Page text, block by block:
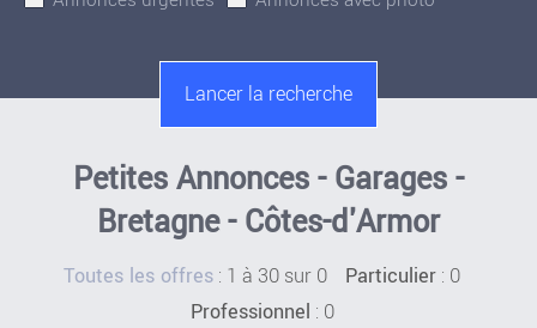
Petites Annonces - Garages -
Bretagne - Côtes-d'Armor
Toutes les offres : 1 à 30 sur 0 Particulier : 0
Professionnel : 0